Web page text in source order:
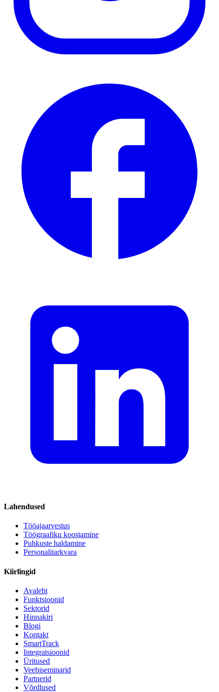
Lahendused
Tööajaarvestus
Töögraafiku koostamine
Puhkuste haldamine
Personalitarkvara
Kiirlingid
Avaleht
Funktsioonid
Sektorid
Hinnakiri
Blogi
Kontakt
SmartTrack
Integratsioonid
Üritused
Veebiseminarid
Partnerid
Võrdlused